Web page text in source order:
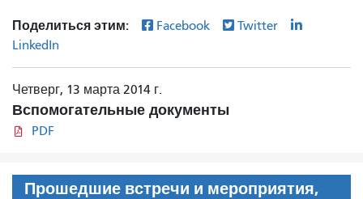
Поделиться этим: Facebook
Twitter
LinkedIn
Четверг, 13 марта 2014 г.
Вспомогательные документы
PDF
Прошедшие встречи и мероприятия,